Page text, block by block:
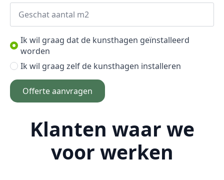
Aantal
m2
Optie
*
Ik wil graag dat de kunsthagen geïnstalleerd
worden
Ik wil graag zelf de kunsthagen installeren
Offerte aanvragen
Klanten waar we
voor werken